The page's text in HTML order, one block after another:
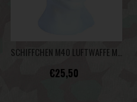
SCHIFFCHEN M40 LUFTWAFFE MOSTREGGIATA
€25,50